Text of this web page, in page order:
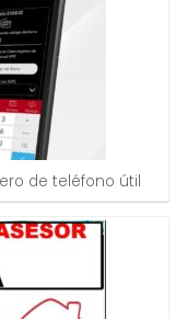
de teléfono útil